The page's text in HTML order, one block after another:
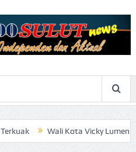
Wali Kota Vicky Lumentut Serahkan